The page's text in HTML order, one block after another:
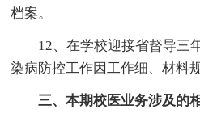
档案。
12、在学校迎接省督导三
染病防控工作因工作细、材料
三、本期校医业务涉及的